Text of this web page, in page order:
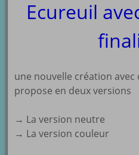
Ecureuil
une nouvelle création
propose en deux versions
→ La version neutre
→ La version couleur